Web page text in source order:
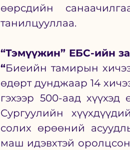
өөрсдийн
танилцууллаа.
“Тэмүүжин” ЕБС-ийн
“Биеийн тамирын
өдөрт дунджаар 14
гэхээр 500-аад
Сургуулийн
солих өрөөний
маш идэвхтэй